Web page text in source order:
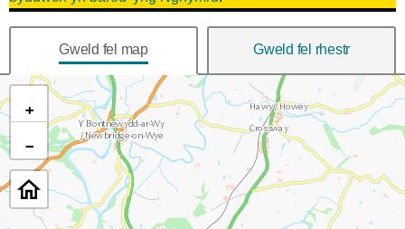
Gweld fel map Gweld fel rhestr
+
−